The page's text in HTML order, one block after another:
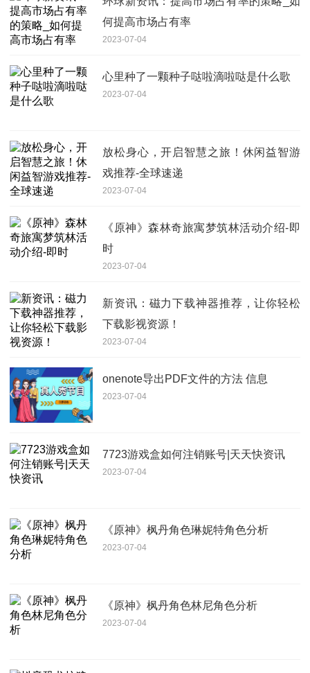
何提高市场占有率
2023-07-04
心里种了一颗种子哒啦滴啦哒是什么歌
2023-07-04
放松身心，开启智慧之旅！休闲益智游
戏推荐-全球速递
2023-07-04
《原神》森林奇旅寓梦筑林活动介绍-即
时
2023-07-04
新资讯：磁力下载神器推荐，让你轻松
下载影视资源！
2023-07-04
onenote导出PDF文件的方法 信息
2023-07-04
7723游戏盒如何注销账号|天天快资讯
2023-07-04
《原神》枫丹角色琳妮特角色分析
2023-07-04
《原神》枫丹角色林尼角色分析
2023-07-04